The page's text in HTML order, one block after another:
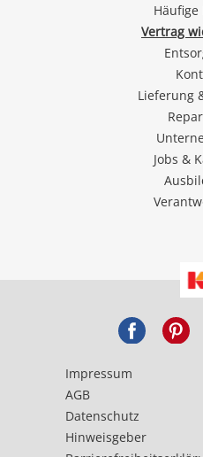
Häufige
Vertrag
Lieferung
Jobs &
Impressum
AGB
Datenschutz
Hinweisgeber